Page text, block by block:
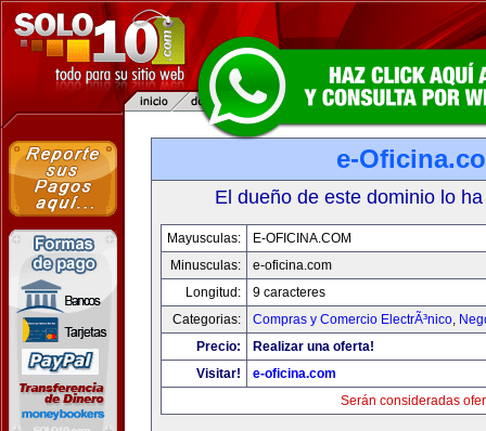
e-
El dueño de este dominio lo
Mayusculas:
E-OFICINA.COM
Minusculas:
e-oficina.com
Longitud:
9 caracteres
Categorias:
Compras y Comercio ElectrÃ³nico,
Precio:
Realizar una oferta!
Visitar!
e-oficina.com
Serán consideradas